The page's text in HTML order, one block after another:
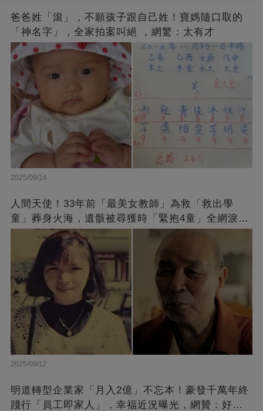
爸爸姓「滾」，不願孩子跟自己姓！寶媽隨口取的
「神名字」，全家拍案叫絕 ，網驚：太有才
2025/09/14
人間天使！33年前「最美女教師」為救「救出學
童」葬身火海，遺骸被尋獲時「緊抱4童」全網淚
崩：真正的英雄不該被遺忘
2025/09/12
明道轉型企業家「月入2億」不忘本！豪發千萬年終
踐行「員工即家人」，幸福近況曝光，網贊：好老